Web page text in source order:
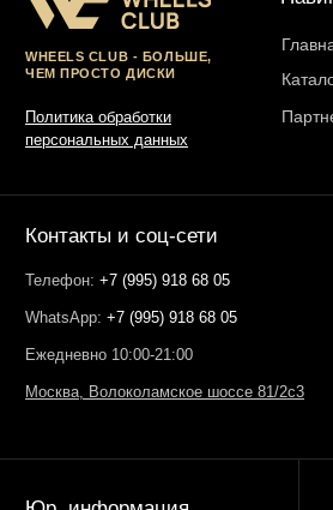
Юридический адрес - 127486,
Россия, г Москва, ул Ивана